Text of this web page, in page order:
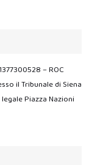
– ROC
il Tribunale di Siena
Piazza Nazioni